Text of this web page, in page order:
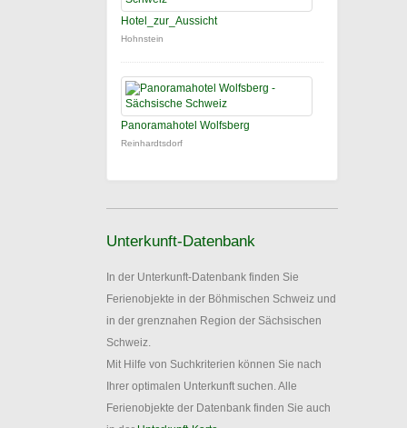
Hotel_zur_Aussicht
Hohnstein
Panoramahotel Wolfsberg
Reinhardtsdorf
Unterkunft-Datenbank
In der Unterkunft-Datenbank finden Sie
Ferienobjekte in der Böhmischen Schweiz und
in der grenznahen Region der Sächsischen
Schweiz.
Mit Hilfe von Suchkriterien können Sie nach
Ihrer optimalen Unterkunft suchen. Alle
Ferienobjekte der Datenbank finden Sie auch